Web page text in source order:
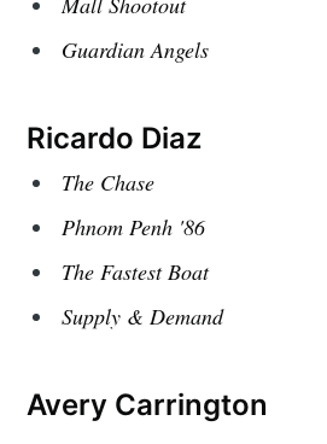
Guardian Angels
Ricardo Diaz
The Chase
Phnom Penh '86
The Fastest Boat
Supply & Demand
Avery Carrington